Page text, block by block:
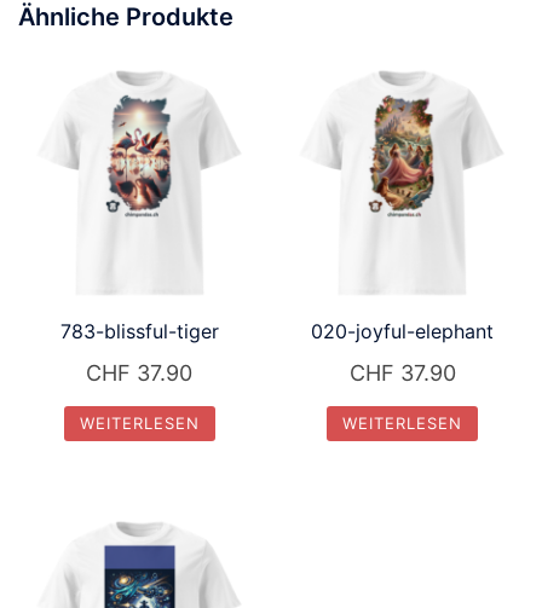
Ähnliche Produkte
783-blissful-tiger
CHF 37.90
WEITERLESEN
020-joyful-elephant
CHF 37.90
WEITERLESEN